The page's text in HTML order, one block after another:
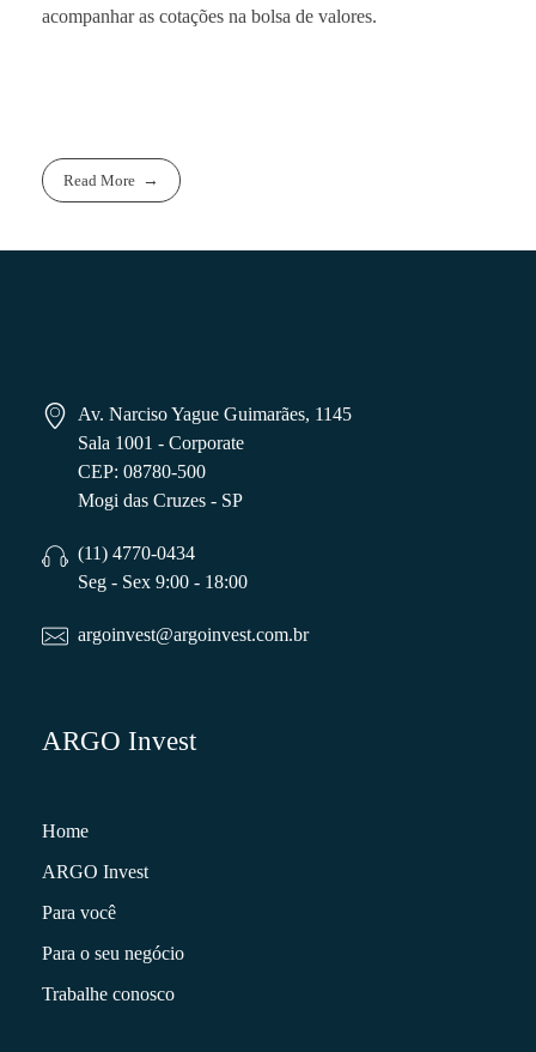
acompanhar as cotações na bolsa de valores.
Read More
Av. Narciso Yague Guimarães, 1145
Sala 1001 - Corporate
CEP: 08780-500
Mogi das Cruzes - SP
(11) 4770-0434
Seg - Sex 9:00 - 18:00
argoinvest@argoinvest.com.br
ARGO Invest
Home
ARGO Invest
Para você
Para o seu negócio
Trabalhe conosco